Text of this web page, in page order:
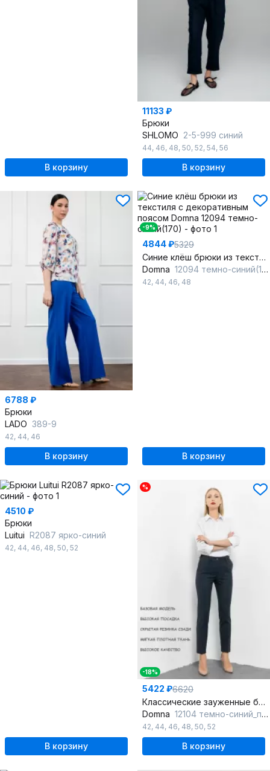
В корзину
11133 ₽
Брюки
SHLOMO 2-5-999 синий
44, 46, 48, 50, 52, 54, 56
В корзину
6788 ₽
Брюки
LADO 389-9
42, 44, 46
В корзину
-9%
4844 ₽5329
Синие клёш брюки из текстиля с декоративным поясом
Domna 12094 темно-синий(170)
42, 44, 46, 48
В корзину
4510 ₽
Брюки
Luitui R2087 ярко-синий
42, 44, 46, 48, 50, 52
В корзину
%
-18%
5422 ₽6620
Классические зауженные брюки с ремешком и складками
Domna 12104 темно-синий_полоска
42, 44, 46, 48, 50, 52
В корзину